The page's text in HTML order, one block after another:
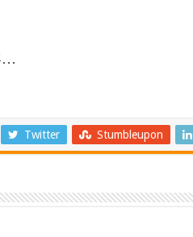
…
Twitter Stumbleupon